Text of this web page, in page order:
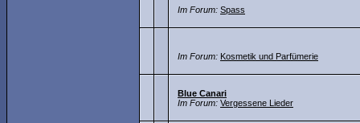
Im Forum: Spass
Im Forum: Kosmetik und Parfümerie
Blue Canari
Im Forum: Vergessene Lieder